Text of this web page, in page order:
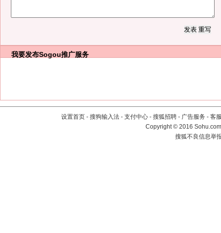
我要发布Sogou推广服务
设置首页 - 搜狗输入法 - 支付中心 - 搜狐招聘 - 广告服务 - 客
Copyright©2016
搜狐不良信息举